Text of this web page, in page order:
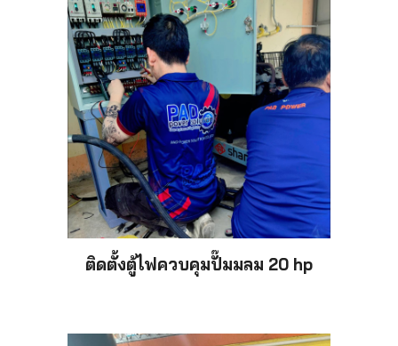
ติดตั้งตู้ไฟควบคุมปั๊มมลม 20 hp